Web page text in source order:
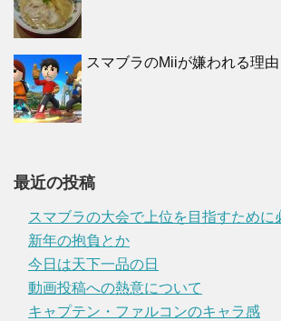
スマブラのMiiが嫌われる理由
最近の投稿
スマブラの大会で上位を目指すために
新年の抱負とか
今日は天下一品の日
動画投稿への熱意について
キャプテン・ファルコンのキャラ感